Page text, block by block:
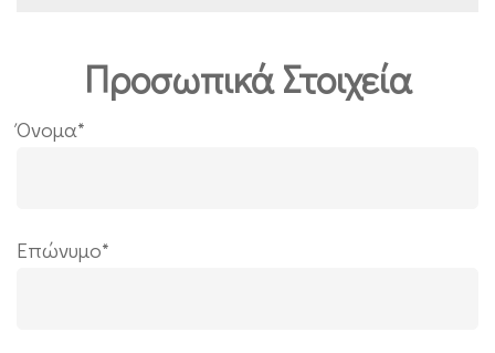
Προσωπικά Στοιχεία
Όνομα*
Επώνυμο*